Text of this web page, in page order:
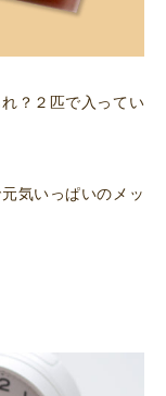
？２匹で入ってい
気いっぱいのメッ